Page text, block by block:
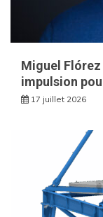
Miguel Flórez
impulsion
17 juillet 2026